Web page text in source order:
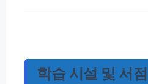
학습 시설 및 서